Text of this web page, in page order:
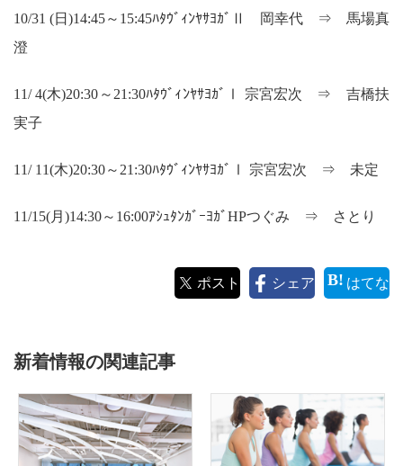
10/31 (日)14:45～15:45ﾊﾀｳﾞｨﾝﾔｻﾖｶﾞⅡ 岡幸代 ⇒ 馬場真
澄
11/ 4(木)20:30～21:30ﾊﾀｳﾞｨﾝﾔｻﾖｶﾞⅠ 宗宮宏次 ⇒ 吉橋扶
実子
11/ 11(木)20:30～21:30ﾊﾀｳﾞｨﾝﾔｻﾖｶﾞⅠ 宗宮宏次 ⇒ 未定
11/15(月)14:30～16:00ｱｼｭﾀﾝｶﾞｰﾖｶﾞHPつぐみ ⇒ さとり
ポスト シェア はてな
新着情報の関連記事